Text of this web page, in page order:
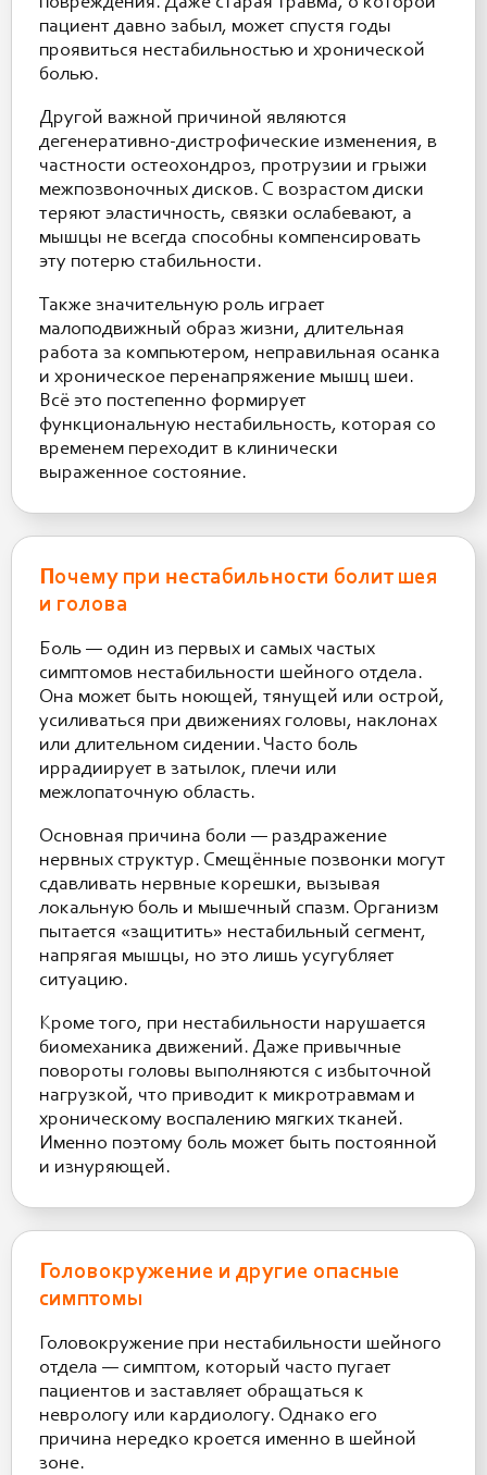
пациент давно забыл, может спустя годы
проявиться нестабильностью и хронической
болью.
Другой важной причиной являются
дегенеративно-дистрофические изменения, в
частности остеохондроз, протрузии и грыжи
межпозвоночных дисков. С возрастом диски
теряют эластичность, связки ослабевают, а
мышцы не всегда способны компенсировать
эту потерю стабильности.
Также значительную роль играет
малоподвижный образ жизни, длительная
работа за компьютером, неправильная осанка
и хроническое перенапряжение мышц шеи.
Всё это постепенно формирует
функциональную нестабильность, которая со
временем переходит в клинически
выраженное состояние.
Почему при нестабильности болит шея
и голова
Боль — один из первых и самых частых
симптомов нестабильности шейного отдела.
Она может быть ноющей, тянущей или острой,
усиливаться при движениях головы, наклонах
или длительном сидении. Часто боль
иррадиирует в затылок, плечи или
межлопаточную область.
Основная причина боли — раздражение
нервных структур. Смещённые позвонки могут
сдавливать нервные корешки, вызывая
локальную боль и мышечный спазм. Организм
пытается «защитить» нестабильный сегмент,
напрягая мышцы, но это лишь усугубляет
ситуацию.
Кроме того, при нестабильности нарушается
биомеханика движений. Даже привычные
повороты головы выполняются с избыточной
нагрузкой, что приводит к микротравмам и
хроническому воспалению мягких тканей.
Именно поэтому боль может быть постоянной
и изнуряющей.
Головокружение и другие опасные
симптомы
Головокружение при нестабильности шейного
отдела — симптом, который часто пугает
пациентов и заставляет обращаться к
неврологу или кардиологу. Однако его
причина нередко кроется именно в шейной
зоне.